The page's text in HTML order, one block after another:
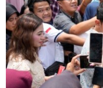
ຊຸມຊົນຊາວລາວ
ວິທະຍາສາດ-ເທັກໂນໂລຈີ
ທຸລະກິດ
ພາສາອັງກິດ
ວີດີໂອ